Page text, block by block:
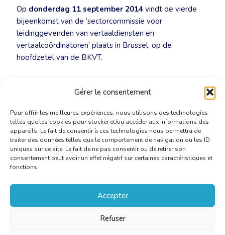
Gérer le consentement
Pour offrir les meilleures expériences, nous utilisons des technologies
telles que les cookies pour stocker et/ou accéder aux informations des
appareils. Le fait de consentir à ces technologies nous permettra de
traiter des données telles que le comportement de navigation ou les ID
uniques sur ce site. Le fait de ne pas consentir ou de retirer son
consentement peut avoir un effet négatif sur certaines caractéristiques et
fonctions.
Accepter
Refuser
Op donderdag 11 september 2014 vindt de vierde
bijeenkomst van de ‘sectorcommissie voor
leidinggevenden van vertaaldiensten en
vertaalcoördinatoren’ plaats in Brussel, op de
hoofdzetel van de BKVT.
en rapportering, capaciteitsberekening, SLA’s